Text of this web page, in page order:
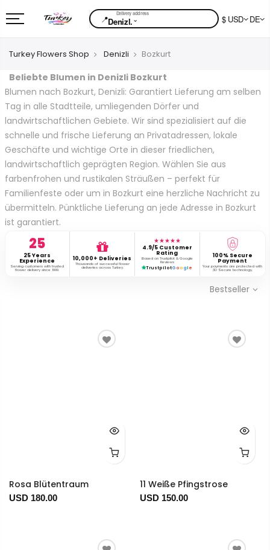
📍Denizl.⌄ $ USD DE
Turkey Flowers Shop Denizli Bozkurt
Beliebte Blumen in Denizli Bozkurt
Blumen nach Bozkurt, Denizli: Garantiert Lieferung am selben
Tag in alle Stadtteile, umliegenden Dörfer und
landwirtschaftlichen Gebiete. Wir sind spezialisiert auf die
schnelle und frische Lieferung an Privatadressen, lokale
Geschäfte und wichtige Orte in dieser friedlichen,
landwirtschaftlich geprägten Region. Wählen Sie aus
farbenfrohen und rustikalen Sträußen – perfekt für
Familienfeste oder um in Bozkurt eine herzliche Nachricht zu
übermitteln. Pünktliche Lieferung an jede Adresse in Bozkurt
ist garantiert.
25
25 Years
Experience
Serving customers with trusted
flower delivery since 1999.
10,000+ Deliveries
Thousands of successful flower
deliveries across Turkey.
★★★★★
4.9/5 Customer
Rating
Based on Trustpilot & Google
Reviews
TrustpilotG o o g l e
100% Secure
Payment
Your payments are protected with
3D Secure technology.
Bestseller
Rosa Blütentraum
USD 180.00
11 Weiße Pfingstrose
USD 150.00